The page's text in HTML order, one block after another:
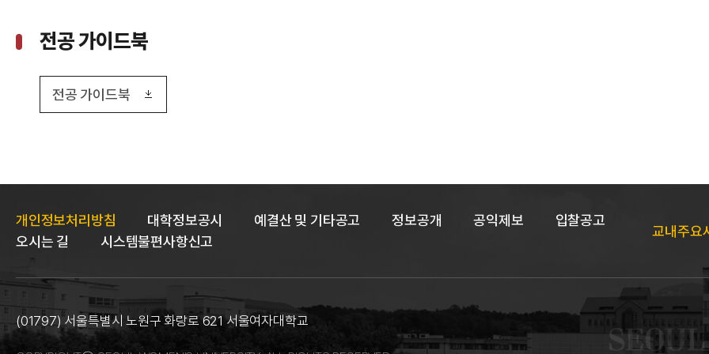
전공 가이드북
전공 가이드북
개인정보처리방침 대학정보공시 예결산 및 기타공고 정보공개 공익제보
입찰공고
오시는 길
시스템불편사항신고
교내주요
(01797) 서울특별시 노원구 화랑로 621 서울여자대학교